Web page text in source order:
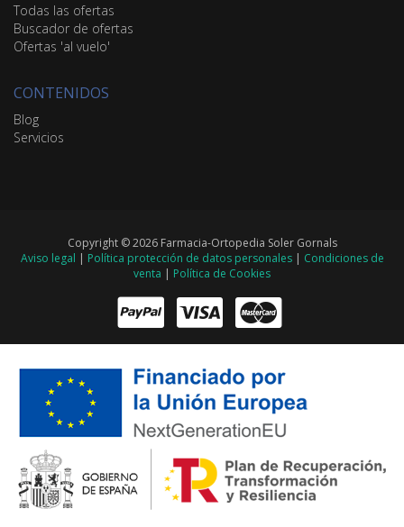
Todas las ofertas
Buscador de ofertas
Ofertas 'al vuelo'
CONTENIDOS
Blog
Servicios
Copyright © 2026 Farmacia-Ortopedia Soler Gornals
Aviso legal | Política protección de datos personales| Condiciones de
venta | Política de Cookies